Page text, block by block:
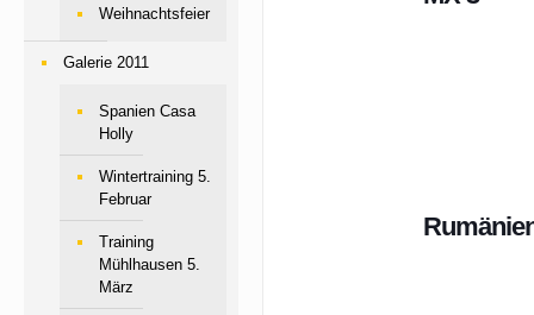
Weihnachtsfeier
Galerie 2011
Spanien Casa
Holly
Wintertraining 5.
Februar
Training
Mühlhausen 5.
März